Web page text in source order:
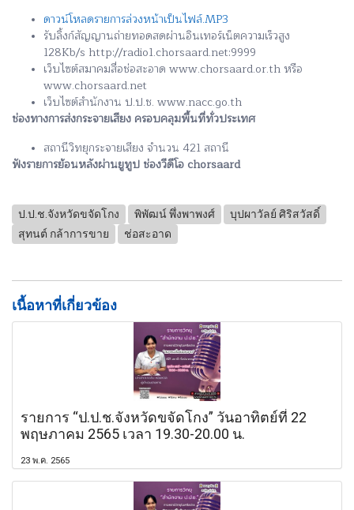
ดาวน์โหลดรายการล่วงหน้าเป็นไฟล์.MP3
รับลิ้งก์สัญญานถ่ายทอดสดผ่านอินเทอร์เน็ตความเร็วสูง
128Kb/s http://radio1.chorsaard.net:9999
เว็บไซต์สมาคมสื่อช่อสะอาด www.chorsaard.or.th หรือ
www.chorsaard.net
เว็บไซต์สำนักงาน ป.ป.ช. www.nacc.go.th
ช่องทางการส่งกระจายเสียง ครอบคลุมพื้นที่ทั่วประเทศ
สถานีวิทยุกระจายเสียง จำนวน 421 สถานี
ฟังรายการย้อนหลังผ่านยูทูป ช่องวีดีโอ chorsaard
ป.ป.ช.จังหวัดขจัดโกง พิพัฒน์ พึ่งพาพงศ์
บุปผาวัลย์ ศิริสวัสดิ์
สุทนต์ กล้าการขาย
ช่อสะอาด
เนื้อหาที่เกี่ยวข้อง
รายการ “ป.ป.ช.จังหวัดขจัดโกง” วันอาทิตย์ที่ 22
พฤษภาคม 2565 เวลา 19.30-20.00 น.
23 พ.ค. 2565